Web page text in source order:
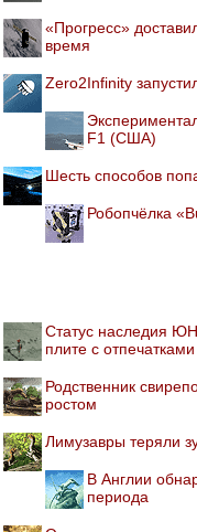
«Прогресс»
время
Zero2Infinity
F1 (США)
Шесть способов
Робопчёлка
Статус наследия
плите с
Родственник
ростом
Лимузавры теряли
В Англии
периода